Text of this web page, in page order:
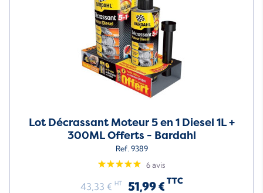
Lot Décrassant Moteur 5 en 1 Diesel 1L +
300ML Offerts - Bardahl
Ref. 9389
6 avis
43,33 € HT 51,99 € TTC